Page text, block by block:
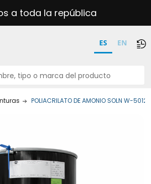
a toda la república
ES EN
POLIACRILATO DE AMONIO SOLN W-5012